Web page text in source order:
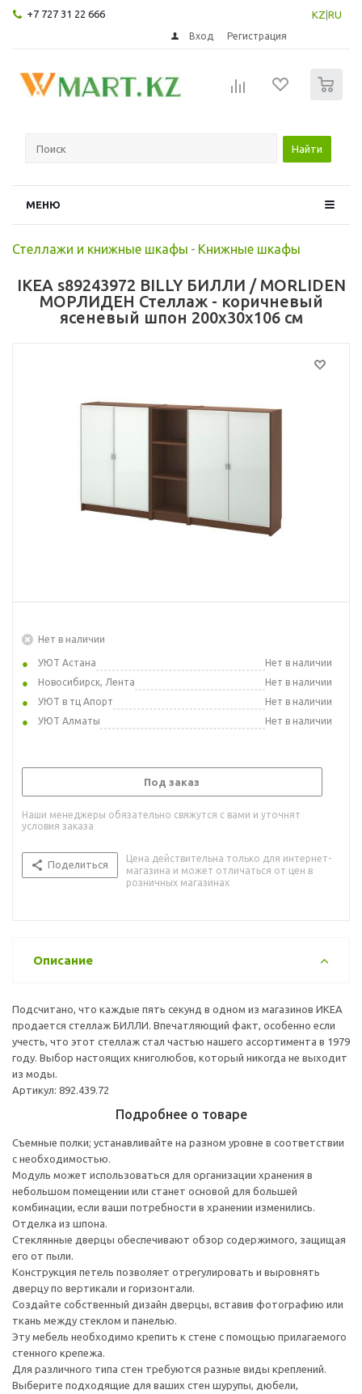
+7 727 31 22 666 KZ RU
Вход Регистрация
Найти
МЕНЮ
Стеллажи и книжные шкафы - Книжные шкафы
IKEA s89243972 BILLY БИЛЛИ / MORLIDEN
МОРЛИДЕН Стеллаж - коричневый
ясеневый шпон 200x30x106 см
Нет в наличии
УЮТ Астана
Нет в наличии
Новосибирск, Лента
Нет в наличии
УЮТ в тц Апорт
Нет в наличии
УЮТ Алматы
Нет в наличии
Под заказ
Наши менеджеры обязательно свяжутся с вами и уточнят
условия заказа
Поделиться
Цена действительна только для интернет-
магазина и может отличаться от цен в
розничных магазинах
Описание
Подсчитано, что каждые пять секунд в одном из магазинов ИКЕА
продается стеллаж БИЛЛИ. Впечатляющий факт, особенно если
учесть, что этот стеллаж стал частью нашего ассортимента в 1979
году. Выбор настоящих книголюбов, который никогда не выходит
из моды.
Артикул: 892.439.72
Подробнее о товаре
Съемные полки; устанавливайте на разном уровне в соответствии
с необходимостью.
Модуль может использоваться для организации хранения в
небольшом помещении или станет основой для большей
комбинации, если ваши потребности в хранении изменились.
Отделка из шпона.
Стеклянные дверцы обеспечивают обзор содержимого, защищая
его от пыли.
Конструкция петель позволяет отрегулировать и выровнять
дверцу по вертикали и горизонтали.
Создайте собственный дизайн дверцы, вставив фотографию или
ткань между стеклом и панелью.
Эту мебель необходимо крепить к стене с помощью прилагаемого
стенного крепежа.
Для различного типа стен требуются разные виды креплений.
Выберите подходящие для ваших стен шурупы, дюбели,